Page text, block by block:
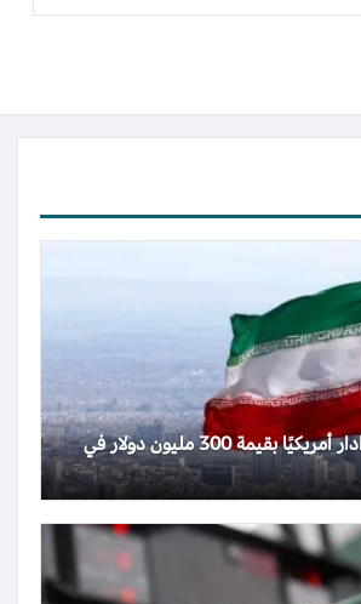
إيران تدمر نظام رادار أمريكيًا بقيمة 300 مليون دولار في